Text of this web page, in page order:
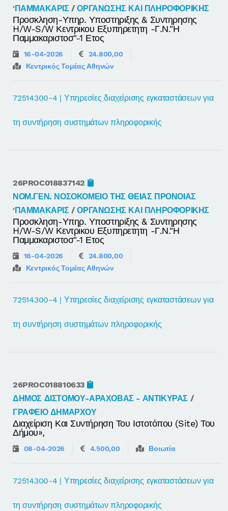
'ΠΑΜΜΑΚΑΡΙΣ/ΟΡΓΑΝΩΣΗΣ ΚΑΙ ΠΛΗΡΟΦΟΡΙΚΗΣ
Προσκληση-Υπηρ. Υποστηριξης & Συντηρησης
H/w-S/w Κεντρικου Εξυπηρετητη -γ.ν."η
Παμμακαριστοσ"-1 Ετος
16-04-2026
24.800,00
Κεντρικός Τομέας Αθηνών
72514300-4 | Υπηρεσίες διαχείρισης εγκαταστάσεων για
τη συντήρηση συστημάτων πληροφορικής
26PROC018837142
ΝΟΜ.ΓΕΝ. ΝΟΣΟΚΟΜΕΙΟ ΤΗΣ ΘΕΙΑΣ ΠΡΟΝΟΙΑΣ
'ΠΑΜΜΑΚΑΡΙΣ/ΟΡΓΑΝΩΣΗΣ ΚΑΙ ΠΛΗΡΟΦΟΡΙΚΗΣ
Προσκληση-Υπηρ. Υποστηριξης & Συντηρησης
H/w-S/w Κεντρικου Εξυπηρετητη -γ.ν."η
Παμμακαριστοσ"-1 Ετος
16-04-2026
24.800,00
Κεντρικός Τομέας Αθηνών
72514300-4 | Υπηρεσίες διαχείρισης εγκαταστάσεων για
τη συντήρηση συστημάτων πληροφορικής
26PROC018810633
ΔΗΜΟΣ ΔΙΣΤΟΜΟΥ-ΑΡΑΧΟΒΑΣ - ΑΝΤΙΚΥΡΑΣ /
ΓΡΑΦΕΙΟ ΔΗΜΑΡΧΟΥ
Διαχείριση Και Συντήρηση Του Ιστοτόπου (site) Του
Δήμου»,
08-04-2026 4.500,00 Βοιωτία
72514300-4 | Υπηρεσίες διαχείρισης εγκαταστάσεων για
τη συντήρηση συστημάτων πληροφορικής